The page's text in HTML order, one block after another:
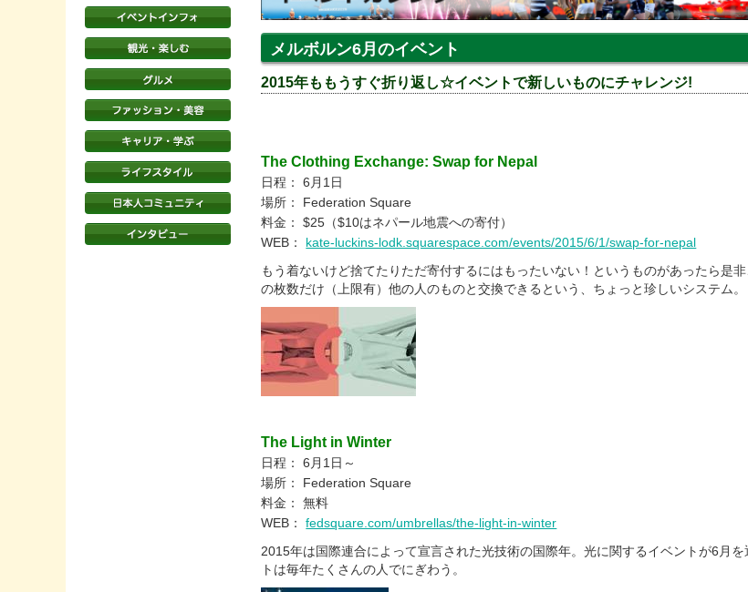
メルボルン6月のイベント
2015年ももうすぐ折り返し☆イベントで新しいものにチャレンジ!
The Clothing Exchange: Swap for Nepal
日程： 6月1日
場所： Federation Square
料金： $25（$10はネパール地震への寄付）
WEB： kate-luckins-lodk.squarespace.com/events/2015/6/1/swap-for-nepal
もう着ないけど捨てたりただ寄付するにはもったいない！というものがあったら是
の枚数だけ（上限有）他の人のものと交換できるという、ちょっと珍しいシステム。
The Light in Winter
日程： 6月1日～
場所： Federation Square
料金： 無料
WEB：fedsquare.com/umbrellas/the-light-in-winter
2015年は国際連合によって宣言された光技術の国際年。光に関するイベントが6月
トは毎年たくさんの人でにぎわう。